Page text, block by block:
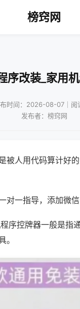
榜窍网
序改装_家用
时间：2026-08-07｜阅
发布者：榜窍网
被人用代码算计好
对一指导，添加微
序控牌器一般是指
。